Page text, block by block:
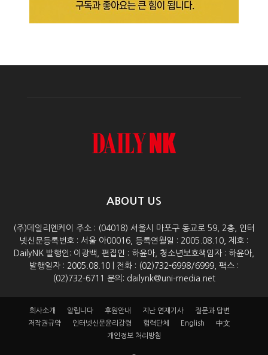
ABOUT US
(주)데일리엔케이 주소 : (04018) 서울시 마포구 동교로 59, 2층, 인터
넷신문등록번호 : 서울 아00016, 등록연월일 : 2005.08.10, 제호 :
DailyNK 발행인: 이광백, 편집인 : 하윤아, 청소년보호책임자 : 하윤아,
발행일자 : 2005.08.10 | 전화 : (02)732-6998/6999, 팩스 :
(02)732-6711 문의: dailynk@uni-media.net
회사소개 알립니다 후원안내 지난 연재기사
질문과 답변
저작권규약
인터넷신문윤리강령 협력단체 English
中文
개인정보 처리방침